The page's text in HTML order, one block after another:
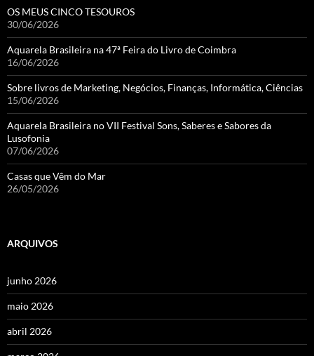
OS MEUS CINCO TESOUROS
30/06/2026
Aquarela Brasileira na 47ª Feira do Livro de Coimbra
16/06/2026
Sobre livros de Marketing, Negócios, Finanças, Informática, Ciências
15/06/2026
Aquarela Brasileira no VII Festival Sons, Saberes e Sabores da
Lusofonia
07/06/2026
Casas que Vêm do Mar
26/05/2026
ARQUIVOS
junho 2026
maio 2026
abril 2026